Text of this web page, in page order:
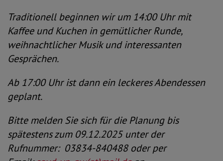
Traditionell beginnen wir um 14:00 Uhr mit
Kaffee und Kuchen in gemütlicher Runde,
weihnachtlicher Musik und interessanten
Gesprächen.
Ab 17:00 Uhr ist dann ein leckeres Abendessen
geplant.
Bitte melden Sie sich für die Planung bis
spätestens zum 09.12.2025 unter der
Rufnummer: 03834-840488 oder per